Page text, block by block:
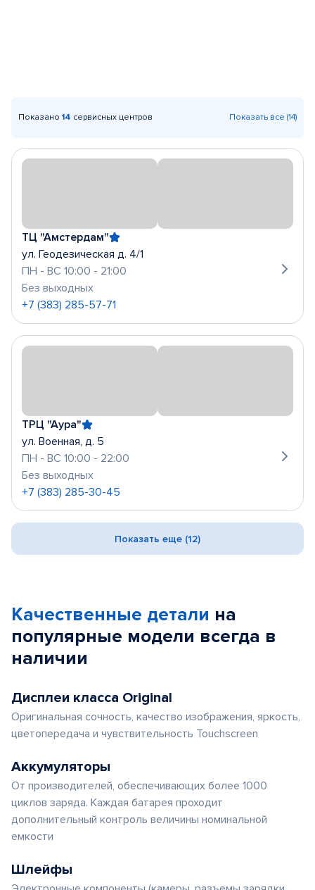
Показано 14 сервисных центров Показать все (14)
ТЦ "Амстердам"
ул. Геодезическая д. 4/1
ПН - ВС 10:00 - 21:00
Без выходных
+7 (383) 285-57-71
ТРЦ "Аура"
ул. Военная, д. 5
ПН - ВС 10:00 - 22:00
Без выходных
+7 (383) 285-30-45
Показать еще (12)
Качественные детали на
популярные модели всегда в
наличии
Дисплеи класса Original
Оригинальная сочность, качество изображения, яркость,
цветопередача и чувствительность Touchscreen
Аккумуляторы
От производителей, обеспечивающих более 1000
циклов заряда. Каждая батарея проходит
дополнительный контроль величины номинальной
емкости
Шлейфы